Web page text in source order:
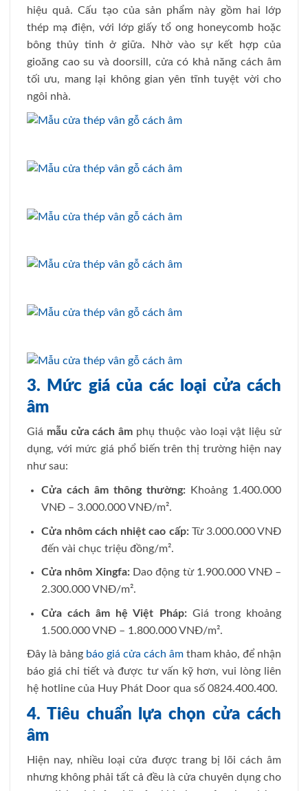
hiệu quả. Cấu tạo của sản phẩm này gồm hai lớp
thép mạ điện, với lớp giấy tổ ong honeycomb hoặc
bông thủy tinh ở giữa. Nhờ vào sự kết hợp của
gioăng cao su và doorsill, cửa có khả năng cách âm
tối ưu, mang lại không gian yên tĩnh tuyệt vời cho
ngôi nhà.
3. Mức giá của các loại cửa cách
âm
Giá mẫu cửa cách âm phụ thuộc vào loại vật liệu sử
dụng, với mức giá phổ biến trên thị trường hiện nay
như sau:
Cửa cách âm thông thường:Khoảng 1.400.000
VNĐ – 3.000.000 VNĐ/m².
Cửa nhôm cách nhiệt cao cấp:Từ 3.000.000 VNĐ
đến vài chục triệu đồng/m².
Cửa nhôm Xingfa:Dao động từ 1.900.000 VNĐ –
2.300.000 VNĐ/m².
Cửa cách âm hệ Việt Pháp:Giá trong khoảng
1.500.000 VNĐ – 1.800.000 VNĐ/m².
Đây là bảng báo giá cửa cách âm tham khảo, để nhận
báo giá chi tiết và được tư vấn kỹ hơn, vui lòng liên
hệ hotline của Huy Phát Door qua số 0824.400.400.
4. Tiêu chuẩn lựa chọn cửa cách
âm
Hiện nay, nhiều loại cửa được trang bị lõi cách âm
nhưng không phải tất cả đều là cửa chuyên dụng cho